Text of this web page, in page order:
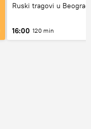
Ruski tragovi u
16:00 120 min